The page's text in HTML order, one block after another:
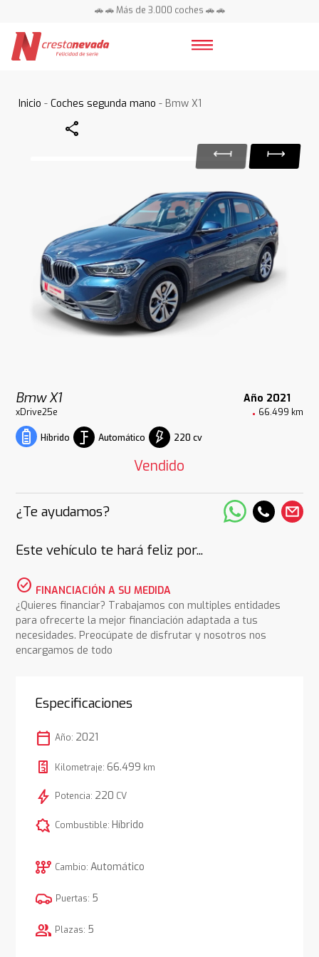
🚗 🚗 Más de 3.000 coches 🚗 🚗
Inicio -Coches segunda mano - Bmw X1
Share
Bmw X1 Año 2021
xDrive25e 66.499 km
Híbrido Automático 220 cv
Vendido
¿Te ayudamos?
Este vehículo te hará feliz por...
check_circle FINANCIACIÓN A SU MEDIDA
¿Quieres financiar? Trabajamos con multiples entidades
para ofrecerte la mejor financiación adaptada a tus
necesidades. Preocúpate de disfrutar y nosotros nos
encargamos de todo
Especificaciones
calendar_today Año: 2021
Kilometraje: 66.499 km
bolt Potencia: 220 CV
comic_bubble Combustible: Híbrido
auto_transmission Cambio: Automático
Puertas: 5
group Plazas: 5